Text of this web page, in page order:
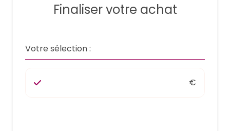
Finaliser votre achat
Votre sélection :
€